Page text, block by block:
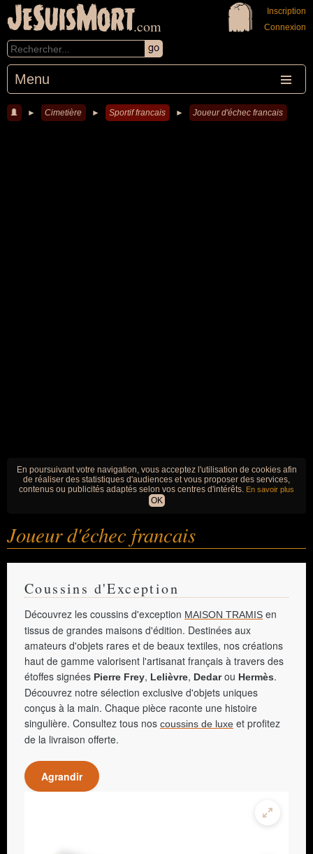
JeSuisMort.com
Menu
Inscription
Connexion
► Cimetière ► Sportif francais ► Joueur d'échec francais
En poursuivant votre navigation, vous acceptez l'utilisation de cookies afin
de réaliser des statistiques d'audiences et vous proposer des services,
contenus ou publicités adaptés selon vos centres d'intérêts. En savoir plus
OK
Joueur d'échec francais
Coussins d'Exception
Découvrez les coussins d'exception MAISON TRAMIS en
tissus de grandes maisons d'édition. Destinées aux
amateurs d'objets rares et de beaux textiles, nos créations
haut de gamme valorisent l'artisanat français à travers des
étoffes signées Pierre Frey, Lelièvre, Dedarou Hermès.
Découvrez notre sélection exclusive d'objets uniques
conçus à la main. Chaque pièce raconte une histoire
singulière. Consultez tous nos coussins de luxe et profitez
de la livraison offerte.
Agrandir